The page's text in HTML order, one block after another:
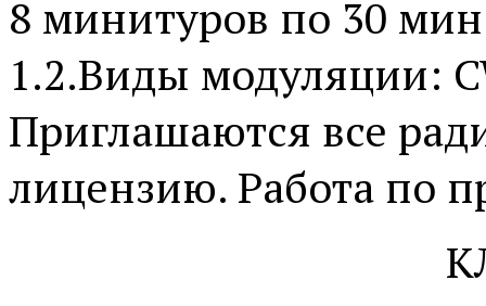
8 минитуров по 30
1.2.Виды модуляции:
Приглашаются все
лицензию. Работа по